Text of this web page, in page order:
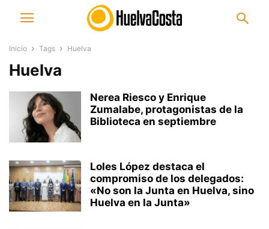
Inicio Tags Huelva
Huelva
Nerea Riesco y Enrique
Zumalabe, protagonistas de la
Biblioteca en septiembre
Loles López destaca el
compromiso de los delegados:
«No son la Junta en Huelva, sino
Huelva en la Junta»